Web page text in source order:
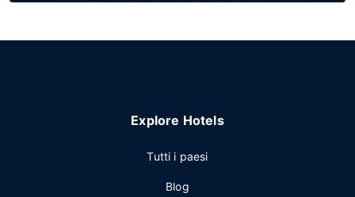
Explore Hotels
Tutti i paesi
Blog